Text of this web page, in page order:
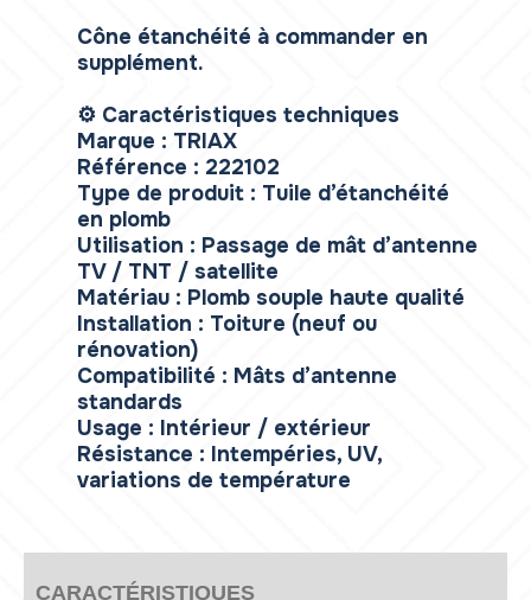
Cône étanchéité à commander en
supplément.
⚙️ Caractéristiques techniques
Marque : TRIAX
Référence : 222102
Type de produit : Tuile d’étanchéité
en plomb
Utilisation : Passage de mât d’antenne
TV / TNT / satellite
Matériau : Plomb souple haute qualité
Installation : Toiture (neuf ou
rénovation)
Compatibilité : Mâts d’antenne
standards
Usage : Intérieur / extérieur
Résistance : Intempéries, UV,
variations de température
CARACTÉRISTIQUES